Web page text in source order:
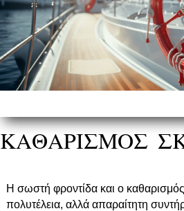
ΚΑΘΑΡΙΣΜΟΣ
Η σωστή φροντίδα και ο
πολυτέλεια, αλλά απαραίτητη